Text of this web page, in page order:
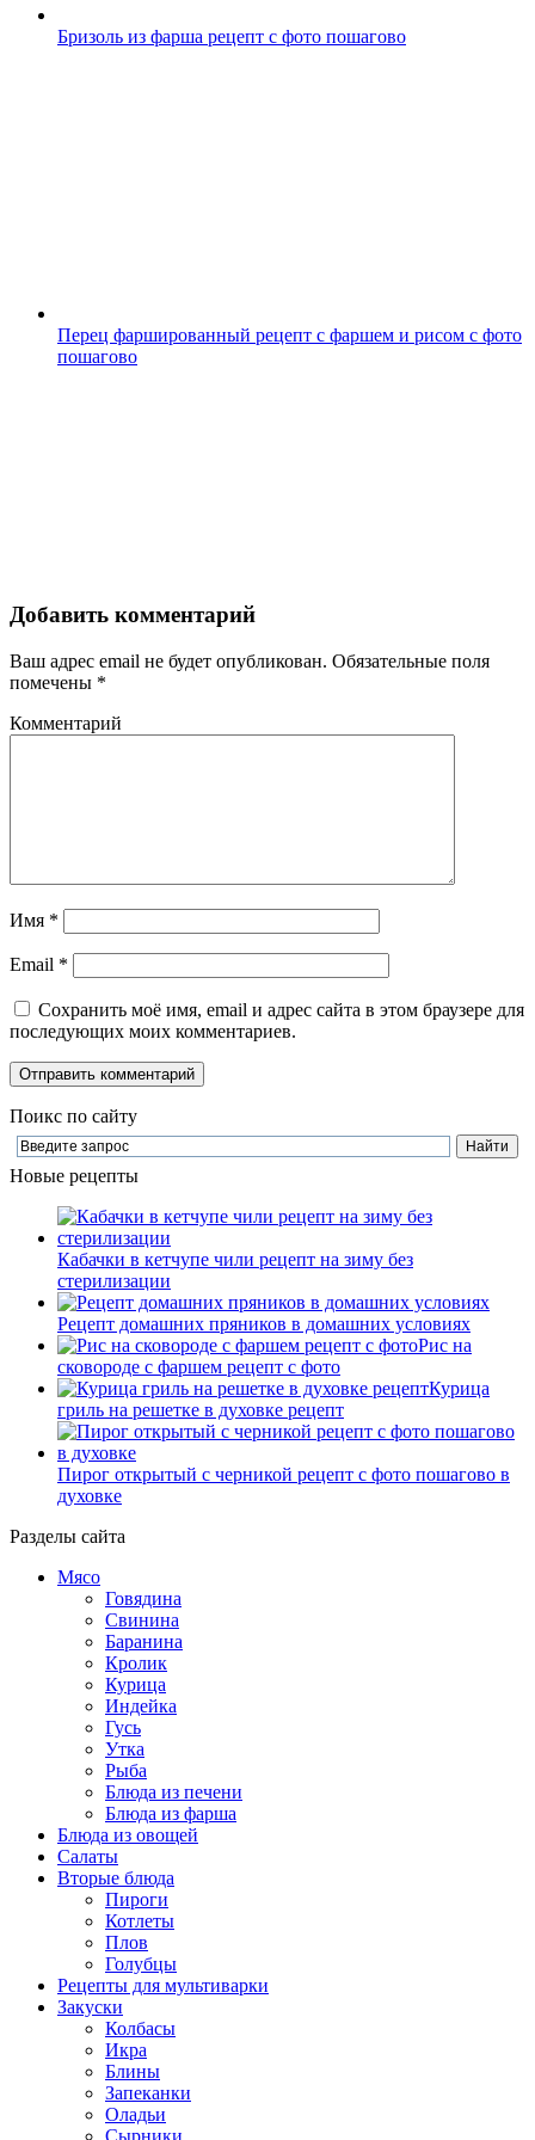
Бризоль из фарша рецепт с фото пошагово
Перец фаршированный рецепт с фаршем и рисом с фото
пошагово
Добавить комментарий
Ваш адрес email не будет опубликован. Обязательные поля
помечены *
Комментарий
Имя *
Email *
Сохранить моё имя, email и адрес сайта в этом браузере для
последующих моих комментариев.
Поикс по сайту
Новые рецепты
Кабачки в кетчупе чили рецепт на зиму без
стерилизации
Рецепт домашних пряников в домашних условиях
Рис на
сковороде с фаршем рецепт с фото
Курица
гриль на решетке в духовке рецепт
Пирог открытый с черникой рецепт с фото пошагово в
духовке
Разделы сайта
Мясо
Говядина
Свинина
Баранина
Кролик
Курица
Индейка
Гусь
Утка
Рыба
Блюда из печени
Блюда из фарша
Блюда из овощей
Салаты
Вторые блюда
Пироги
Котлеты
Плов
Голубцы
Рецепты для мультиварки
Закуски
Колбасы
Икра
Блины
Запеканки
Оладьи
Сырники